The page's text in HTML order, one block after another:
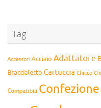
Tag
Accessori Acciaio Adattatore
Braccialetto Cartuccia Chicco
Compatibili Confezione